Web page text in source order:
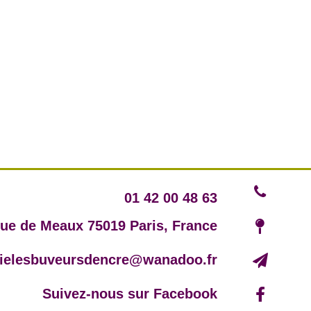
01 42 00 48 63
de Meaux 75019 Paris, France
Suivez-nous sur Facebook